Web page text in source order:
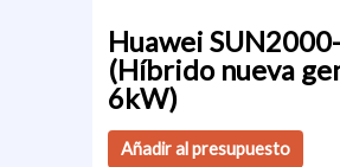
Huawei
(Híbrido nueva
6kW)
Añadir al presupuesto